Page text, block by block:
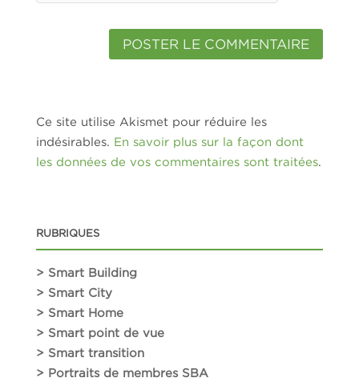
Ce site utilise Akismet pour réduire les
indésirables. En savoir plus sur la façon dont
les données de vos commentaires sont traitées.
RUBRIQUES
> Smart Building
> Smart City
> Smart Home
> Smart point de vue
> Smart transition
> Portraits de membres SBA